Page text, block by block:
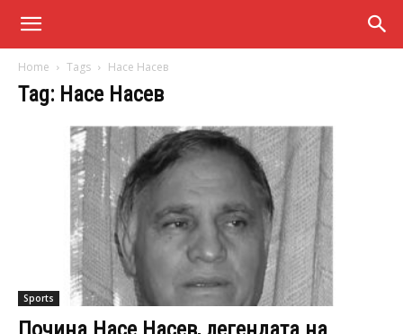
Home Tags Насе Насев
Tag: Насе Насев
Sports